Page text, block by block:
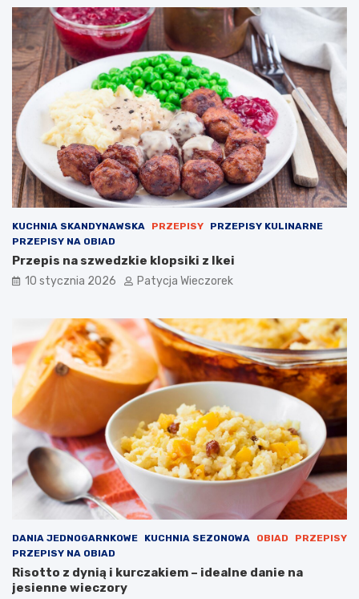
KUCHNIA SKANDYNAWSKA PRZEPISY
PRZEPISY KULINARNE
PRZEPISY NA OBIAD
Przepis na szwedzkie klopsiki z Ikei
10 stycznia 2026 Patycja Wieczorek
DANIA JEDNOGARNKOWE KUCHNIA SEZONOWA OBIAD
PRZEPISY
PRZEPISY NA OBIAD
Risotto z dynią i kurczakiem – idealne danie na
jesienne wieczory